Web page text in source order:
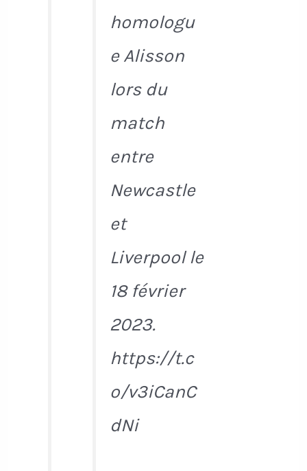
homologu
e Alisson
lors du
match
entre
Newcastle
et
Liverpool le
18 février
2023.
https://t.c
o/v3iCanC
dNi